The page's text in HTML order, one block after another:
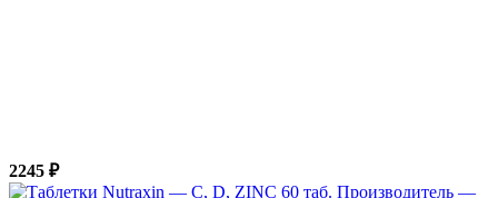
2245 ₽